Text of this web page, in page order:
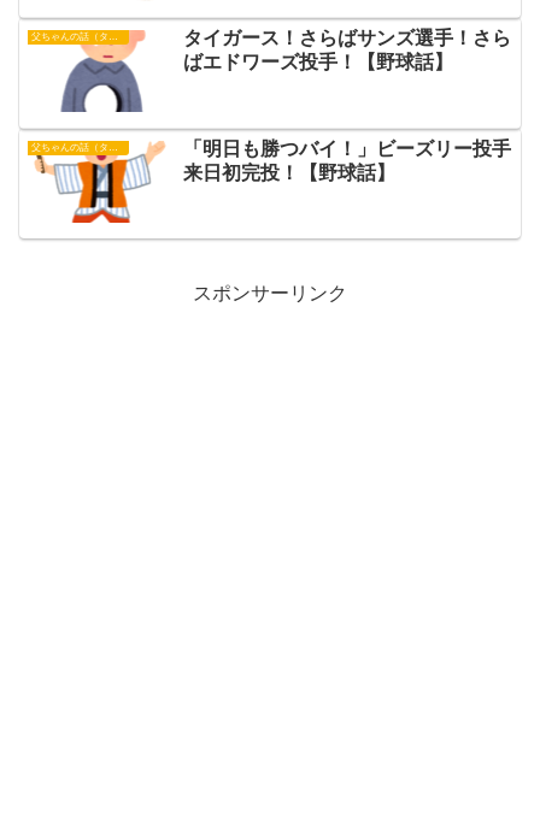
タイガース！さらばサンズ選手！さら
ばエドワーズ投手！【野球話】
「明日も勝つバイ！」ビーズリー投手
来日初完投！【野球話】
スポンサーリンク